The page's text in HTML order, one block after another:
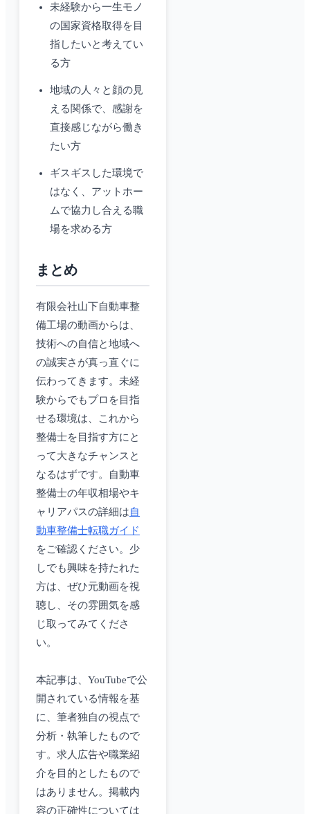
未経験から一生モノ
の国家資格取得を目
指したいと考えてい
る方
地域の人々と顔の見
える関係で、感謝を
直接感じながら働き
たい方
ギスギスした環境で
はなく、アットホー
ムで協力し合える職
場を求める方
まとめ
有限会社山下自動車整
備工場の動画からは、
技術への自信と地域へ
の誠実さが真っ直ぐに
伝わってきます。未経
験からでもプロを目指
せる環境は、これから
整備士を目指す方にと
って大きなチャンスと
なるはずです。自動車
整備士の年収相場やキ
ャリアパスの詳細は自
動車整備士転職ガイド
をご確認ください。少
しでも興味を持たれた
方は、ぜひ元動画を視
聴し、その雰囲気を感
じ取ってみてくださ
い。
本記事は、YouTubeで公
開されている情報を基
に、筆者独自の視点で
分析・執筆したもので
す。求人広告や職業紹
介を目的としたもので
はありません。掲載内
容の正確性については